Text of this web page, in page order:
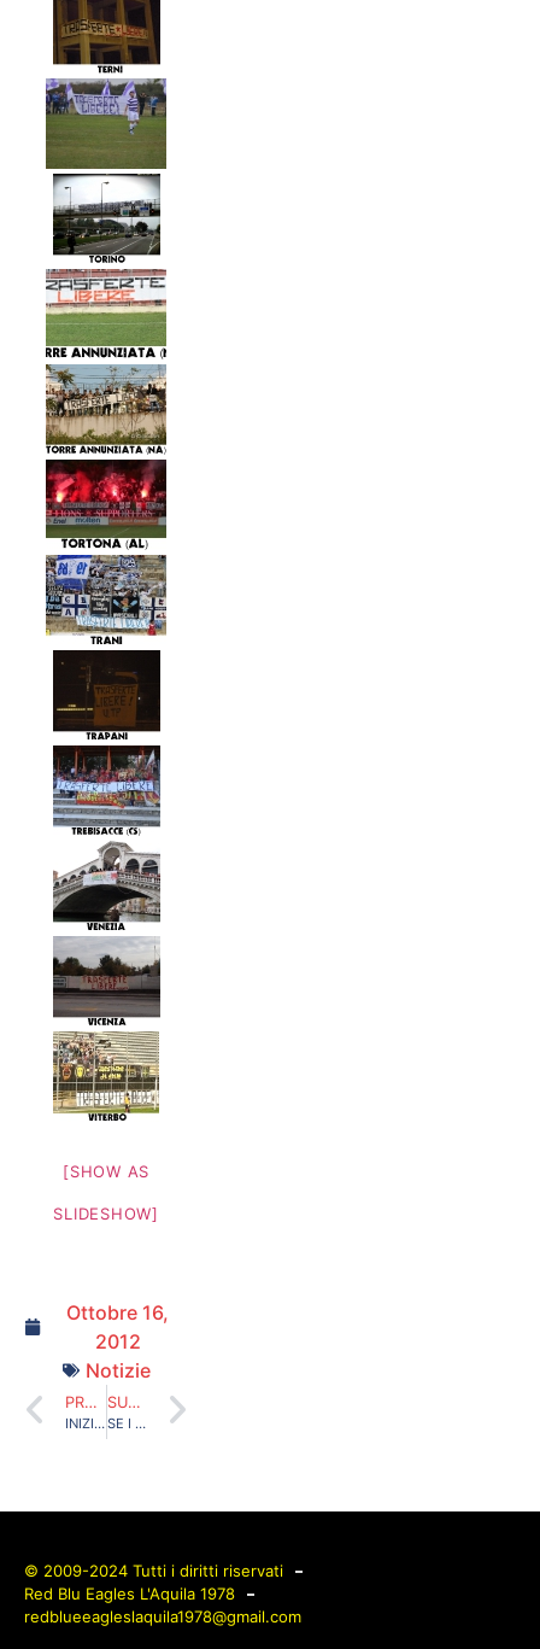
[SHOW AS
SLIDESHOW]
Ottobre 16,
2012
Notizie
PRECEDENTE
INIZIATIVA TRASFERTE LIBERE!
SUCCESSIVO
SE I “DIFFIDATI” VANNO A VEDERE I RAGAZZINI…
© 2009-2024 Tutti i diritti riservati
Red Blu Eagles L'Aquila 1978
redblueeagleslaquila1978@gmail.com